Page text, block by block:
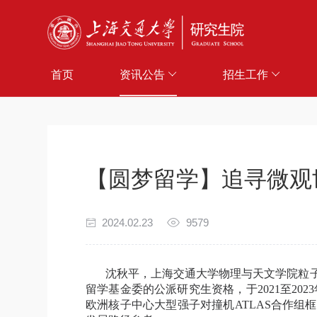
首页 资讯公告 招生工作
【圆梦留学】追寻微
2024.02.23 9579
沈秋平，上海交通大学物理与天文学院粒
留学基金委的公派研究生资格，于2021至2023
欧洲核子中心大型强子对撞机ATLAS合作组